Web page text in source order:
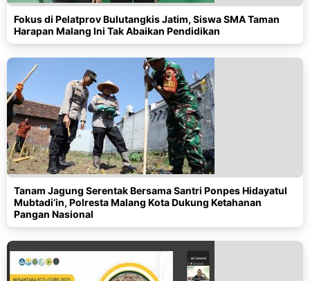
Fokus di Pelatprov Bulutangkis Jatim, Siswa SMA Taman
Harapan Malang Ini Tak Abaikan Pendidikan
Tanam Jagung Serentak Bersama Santri Ponpes Hidayatul
Mubtadi’in, Polresta Malang Kota Dukung Ketahanan
Pangan Nasional